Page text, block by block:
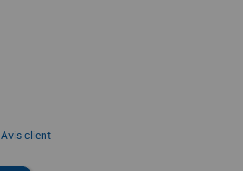
Avis client